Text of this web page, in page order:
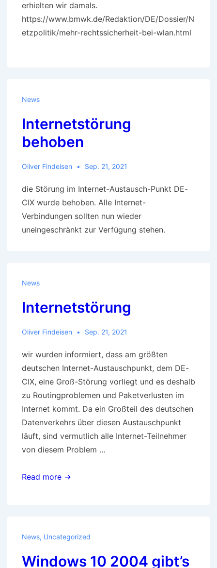
erhielten wir damals.
https://www.bmwk.de/Redaktion/DE/Dossier/N
etzpolitik/mehr-rechtssicherheit-bei-wlan.html
News
Internetstörung
behoben
Oliver Findeisen Sep. 21, 2021
die Störung im Internet-Austausch-Punkt DE-
CIX wurde behoben. Alle Internet-
Verbindungen sollten nun wieder
uneingeschränkt zur Verfügung stehen.
News
Internetstörung
Oliver Findeisen Sep. 21, 2021
wir wurden informiert, dass am größten
deutschen Internet-Austauschpunkt, dem DE-
CIX, eine Groß-Störung vorliegt und es deshalb
zu Routingproblemen und Paketverlusten im
Internet kommt. Da ein Großteil des deutschen
Datenverkehrs über diesen Austauschpunkt
läuft, sind vermutlich alle Internet-Teilnehmer
von diesem Problem …
Internetstörung
Read more →
News, Uncategorized
Windows 10 2004 gibt’s